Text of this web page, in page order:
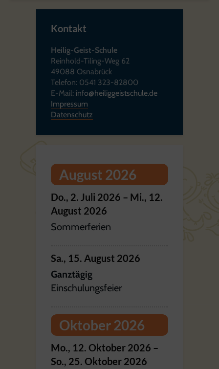
Kontakt
Heilig-Geist-Schule
Reinhold-Tiling-Weg 62
49088 Osnabrück
Telefon: 0541 323-82800
E-Mail: info@heiliggeistschule.de
Impressum
Datenschutz
August 2026
Do., 2. Juli 2026 – Mi., 12.
August 2026
Sommerferien
Sa., 15. August 2026
Ganztägig
Einschulungsfeier
Oktober 2026
Mo., 12. Oktober 2026 –
So., 25. Oktober 2026